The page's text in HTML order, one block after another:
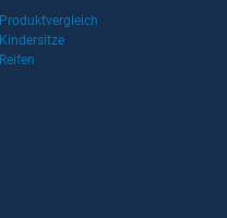
Produktvergleich
Kindersitze
Reifen